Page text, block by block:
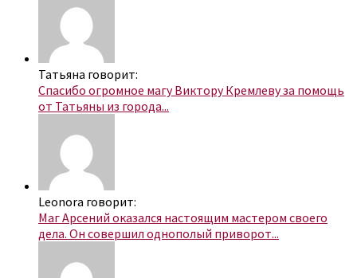
Татьяна говорит:
Спасибо огромное магу Виктору Кремлеву за помощь
от Татьяны из города...
Leonora говорит:
Маг Арсений оказался настоящим мастером своего
дела. Он совершил однополый приворот...